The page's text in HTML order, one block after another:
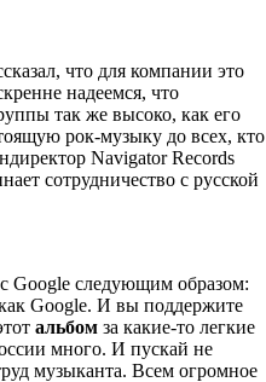
что для компании это
надеемся, что
так же высоко, как его
рок-музыку до всех, кто
Navigator Records
сотрудничество с русской
Google следующим образом:
Google. И вы поддержите
альбом за какие-то легкие
много. И пускай не
музыканта. Всем огромное